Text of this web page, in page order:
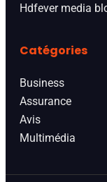
Hdfever media
Catégories
Business
Assurance
Avis
Multimédia